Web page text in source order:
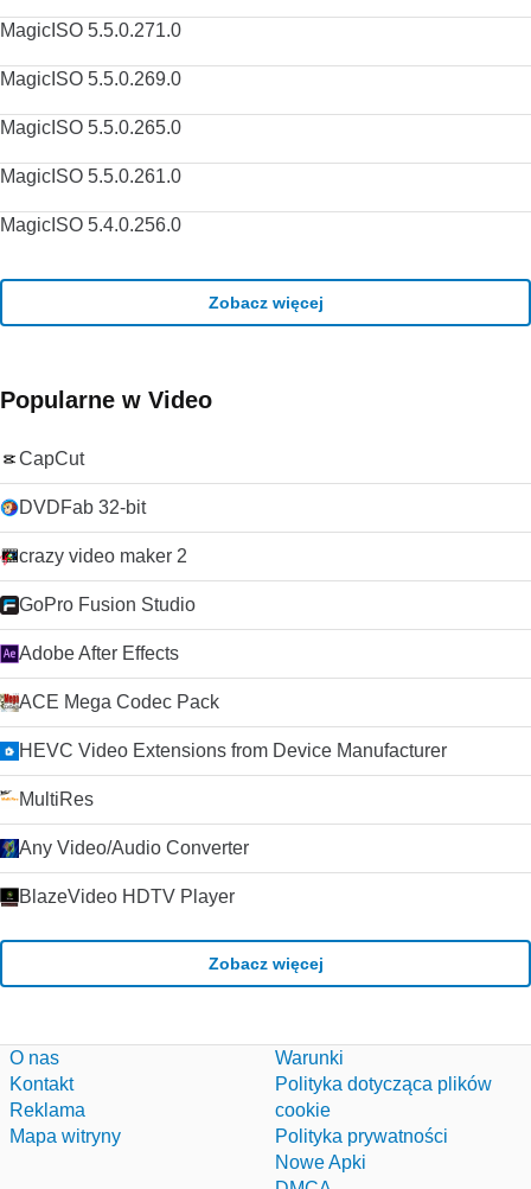
MagicISO 5.5.0.271.0
MagicISO 5.5.0.269.0
MagicISO 5.5.0.265.0
MagicISO 5.5.0.261.0
MagicISO 5.4.0.256.0
Zobacz więcej
Popularne w Video
CapCut
DVDFab 32-bit
crazy video maker 2
GoPro Fusion Studio
Adobe After Effects
ACE Mega Codec Pack
HEVC Video Extensions from Device Manufacturer
MultiRes
Any Video/Audio Converter
BlazeVideo HDTV Player
Zobacz więcej
O nas
Kontakt
Reklama
Mapa witryny
Warunki
Polityka dotycząca plików
cookie
Polityka prywatności
Nowe Apki